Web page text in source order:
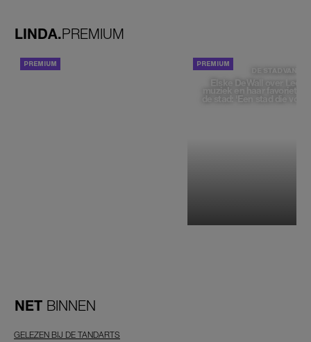
LINDA.PREMIUM
DE STAD VAN
Elske DeWall over
muziek en haar favoriete
de stad: 'Een stad die
NET BINNEN
GELEZEN BIJ DE TANDARTS